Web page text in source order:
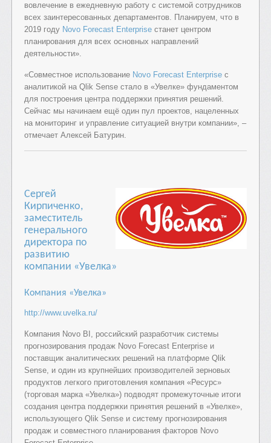
вовлечение в ежедневную работу с системой сотрудников
всех заинтересованных департаментов. Планируем, что в
2019 году Novo Forecast Enterprise станет центром
планирования для всех основных направлений
деятельности».
«Совместное использование Novo Forecast Enterprise c
аналитикой на Qlik Sense стало в «Увелке» фундаментом
для построения центра поддержки принятия решений.
Сейчас мы начинаем ещё один пул проектов, нацеленных
на мониторинг и управление ситуацией внутри компании», –
отмечает Алексей Батурин.
Сергей
Кирпиченко,
заместитель
генерального
директора по
развитию
компании «Увелка»
Компания «Увелка»
http://www.uvelka.ru/
Компания Novo BI, российский разработчик системы
прогнозирования продаж Novo Forecast Enterprise и
поставщик аналитических решений на платформе Qlik
Sense, и один из крупнейших производителей зерновых
продуктов легкого приготовления компания «Ресурс»
(торговая марка «Увелка») подводят промежуточные итоги
создания центра поддержки принятия решений в «Увелке»,
использующего Qlik Sense и систему прогнозирования
продаж и совместного планирования факторов Novo